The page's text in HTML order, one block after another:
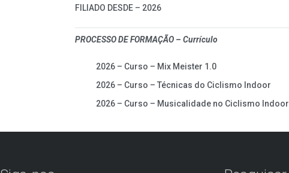
FILIADO DESDE – 2026
PROCESSO DE FORMAÇÃO – Currículo
2026 – Curso – Mix Meister 1.0
2026 – Curso – Técnicas do Ciclismo Indoor
2026 – Curso – Musicalidade no Ciclismo Indoor